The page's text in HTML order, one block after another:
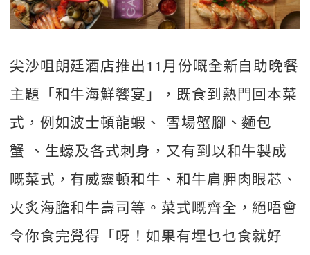
尖沙咀朗廷酒店推出11月份嘅全新自助晚餐
主題「和牛海鮮饗宴」，既食到熱門回本菜
式，例如波士頓龍蝦、 雪場蟹腳、麵包
蟹 、生蠔及各式刺身，又有到以和牛製成
嘅菜式，有威靈頓和牛、和牛肩胛肉眼芯、
火炙海膽和牛壽司等。菜式嘅齊全，絕唔會
令你食完覺得「呀！如果有埋乜乜食就好